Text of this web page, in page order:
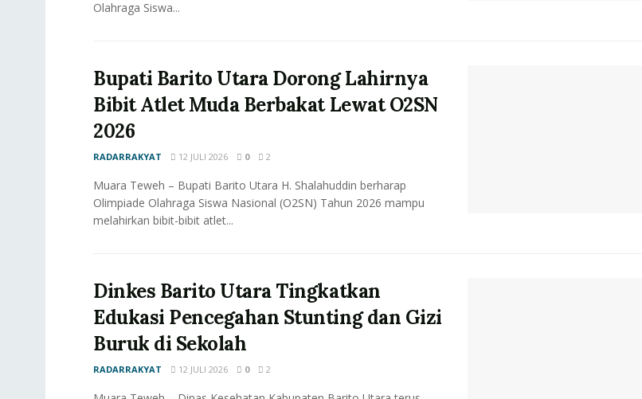
Olahraga Siswa...
Bupati Barito Utara Dorong Lahirnya
Bibit Atlet Muda Berbakat Lewat O2SN
2026
RADARRAKYAT 12 JULI 2026 0 2
Muara Teweh – Bupati Barito Utara H. Shalahuddin berharap
Olimpiade Olahraga Siswa Nasional (O2SN) Tahun 2026 mampu
melahirkan bibit-bibit atlet...
Dinkes Barito Utara Tingkatkan
Edukasi Pencegahan Stunting dan Gizi
Buruk di Sekolah
RADARRAKYAT 12 JULI 2026 0 2